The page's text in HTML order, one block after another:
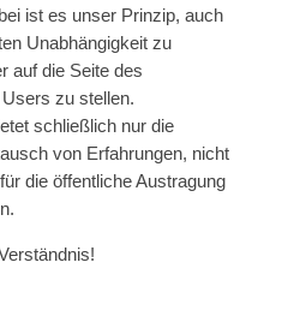
ist es unser Prinzip, auch
Unabhängigkeit zu
auf die Seite des
zu stellen.
schließlich nur die
von Erfahrungen, nicht
die öffentliche Austragung